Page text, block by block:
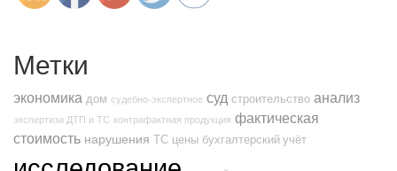
Метки
экономика дом судебно-экспертное суд строительство анализ
экспертиза ДТП и ТС контрафактная продукция фактическая
стоимость нарушения ТС цены бухгалтерский учёт